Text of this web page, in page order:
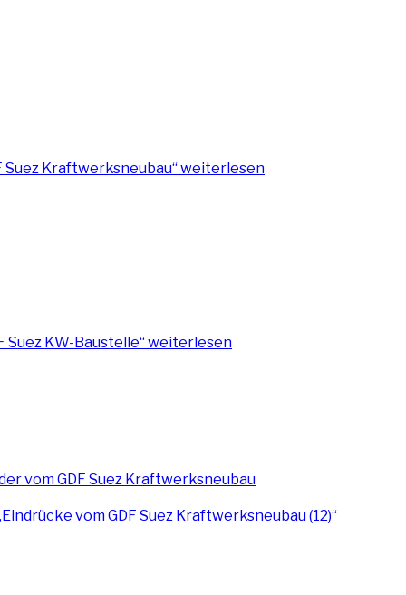
Suez Kraftwerksneubau“weiterlesen
Suez KW-Baustelle“weiterlesen
vom GDF Suez Kraftwerksneubau (12)“